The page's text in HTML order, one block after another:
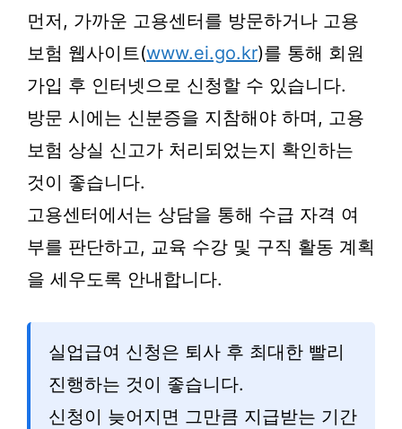
먼저, 가까운 고용센터를 방문하거나 고용
보험 웹사이트(www.ei.go.kr)를 통해 회원
가입 후 인터넷으로 신청할 수 있습니다.
방문 시에는 신분증을 지참해야 하며, 고용
보험 상실 신고가 처리되었는지 확인하는
것이 좋습니다.
고용센터에서는 상담을 통해 수급 자격 여
부를 판단하고, 교육 수강 및 구직 활동 계획
을 세우도록 안내합니다.
실업급여 신청은 퇴사 후 최대한 빨리
진행하는 것이 좋습니다.
신청이 늦어지면 그만큼 지급받는 기간